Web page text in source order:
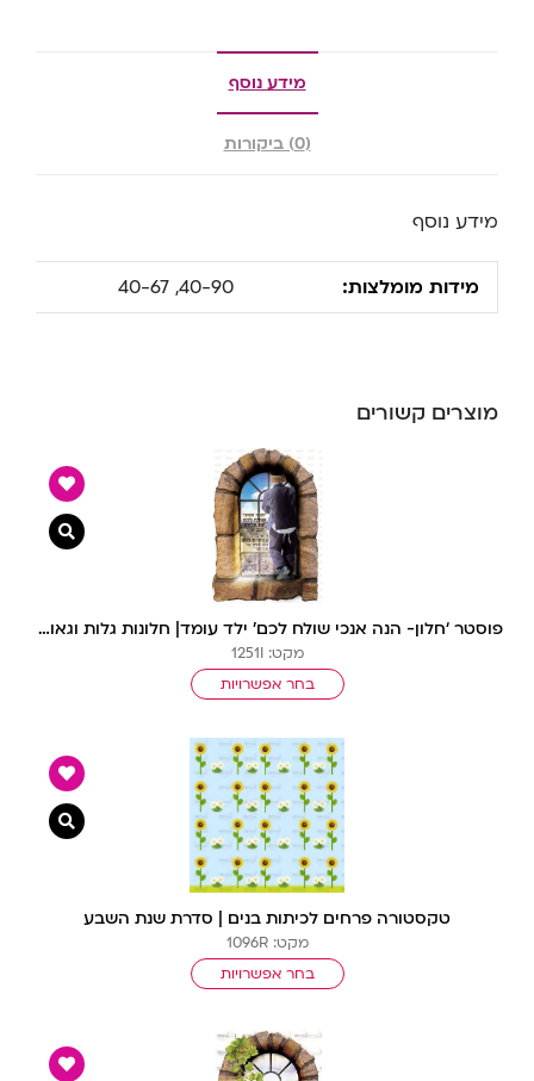
מידע נוסף
(0) ביקורות
מידע נוסף
מידות מומלצות: 40-90, 40-67
מוצרים קשורים
פוסטר ‘חלון- הנה אנכי שולח לכם’ ילד עומד| חלונות גלות וגאולה
מקט: 1251I
בחר אפשרויות
צפייה
טקסטורה פרחים לכיתות בנים | סדרת שנת השבע
מקט: 1096R
בחר אפשרויות
צפייה